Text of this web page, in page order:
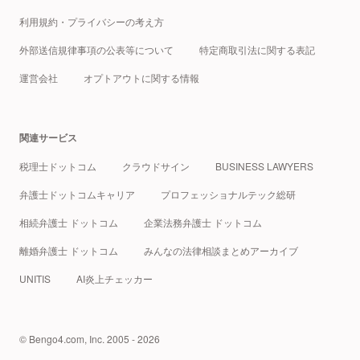
利用規約・プライバシーの考え方
外部送信規律事項の公表等について 特定商取引法に関する表記
運営会社 オプトアウトに関する情報
関連サービス
税理士ドットコム クラウドサイン BUSINESS LAWYERS
弁護士ドットコムキャリア プロフェッショナルテック総研
相続弁護士 ドットコム 企業法務弁護士 ドットコム
離婚弁護士 ドットコム みんなの法律相談まとめアーカイブ
UNITIS AI炎上チェッカー
© Bengo4.com, Inc. 2005 - 2026